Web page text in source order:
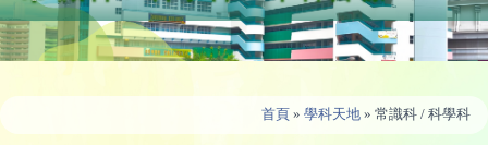
首頁 » 學科天地 » 常識科 / 科學科